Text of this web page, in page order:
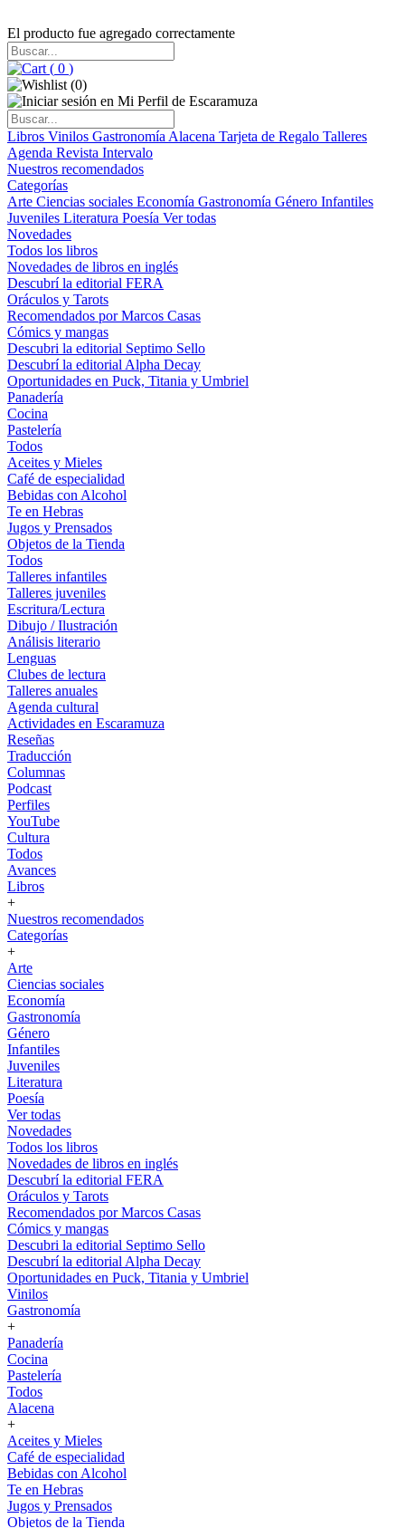
El producto fue agregado correctamente
( 0 )
(0)
Libros Vinilos Gastronomía Alacena Tarjeta de Regalo Talleres
Agenda Revista Intervalo
Nuestros recomendados
Categorías
Arte Ciencias sociales Economía Gastronomía Género Infantiles
Juveniles Literatura Poesía Ver todas
Novedades
Todos los libros
Novedades de libros en inglés
Descubrí la editorial FERA
Oráculos y Tarots
Recomendados por Marcos Casas
Cómics y mangas
Descubri la editorial Septimo Sello
Descubrí la editorial Alpha Decay
Oportunidades en Puck, Titania y Umbriel
Panadería
Cocina
Pastelería
Todos
Aceites y Mieles
Café de especialidad
Bebidas con Alcohol
Te en Hebras
Jugos y Prensados
Objetos de la Tienda
Todos
Talleres infantiles
Talleres juveniles
Escritura/Lectura
Dibujo / Ilustración
Análisis literario
Lenguas
Clubes de lectura
Talleres anuales
Agenda cultural
Actividades en Escaramuza
Reseñas
Traducción
Columnas
Podcast
Perfiles
YouTube
Cultura
Todos
Avances
Libros
+
Nuestros recomendados
Categorías
+
Arte
Ciencias sociales
Economía
Gastronomía
Género
Infantiles
Juveniles
Literatura
Poesía
Ver todas
Novedades
Todos los libros
Novedades de libros en inglés
Descubrí la editorial FERA
Oráculos y Tarots
Recomendados por Marcos Casas
Cómics y mangas
Descubri la editorial Septimo Sello
Descubrí la editorial Alpha Decay
Oportunidades en Puck, Titania y Umbriel
Vinilos
Gastronomía
+
Panadería
Cocina
Pastelería
Todos
Alacena
+
Aceites y Mieles
Café de especialidad
Bebidas con Alcohol
Te en Hebras
Jugos y Prensados
Objetos de la Tienda